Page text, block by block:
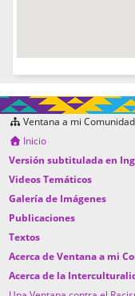
Ventana a mi Comunidad
Inicio
Versión subtitulada en
Videos Temáticos
Galería de Imágenes
Publicaciones
Textos
Acerca de Ventana a mi
Acerca de la